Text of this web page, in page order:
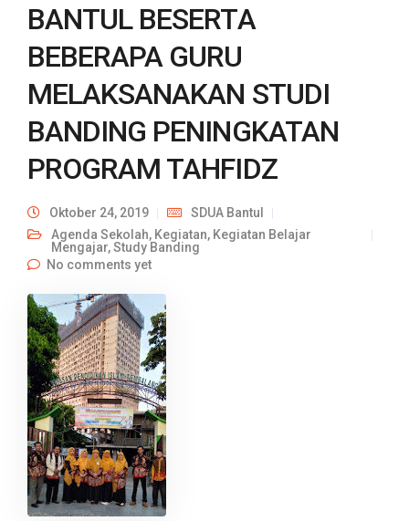
BANTUL BESERTA
BEBERAPA GURU
MELAKSANAKAN STUDI
BANDING PENINGKATAN
PROGRAM TAHFIDZ
Oktober 24, 2019
SDUA Bantul
Agenda Sekolah, Kegiatan, Kegiatan Belajar
Mengajar,Study Banding
No comments yet